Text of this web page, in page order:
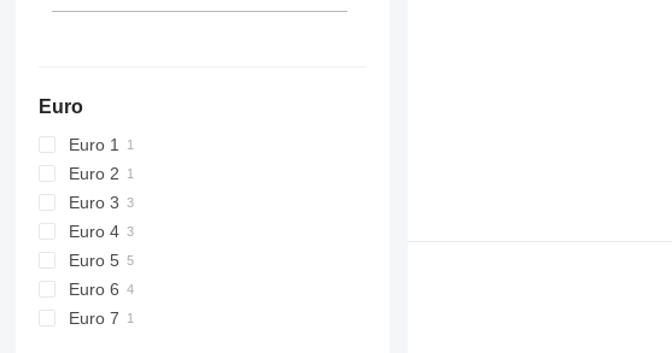
Euro
Euro 1
Euro 2
Euro 3
Euro 4
Euro 5
Euro 6
Euro 7